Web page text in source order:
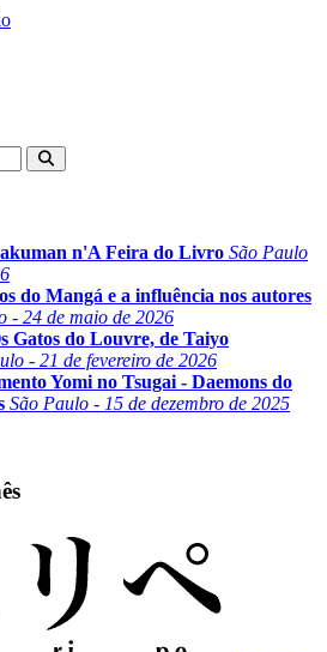
n'A Feira do Livro São Paulo
do Mangá e a influência nos autores
- 24 de maio de 2026
Gatos do Louvre, de Taiyo
- 21 de fevereiro de 2026
Yomi no Tsugai - Daemons do
São Paulo - 15 de dezembro de 2025